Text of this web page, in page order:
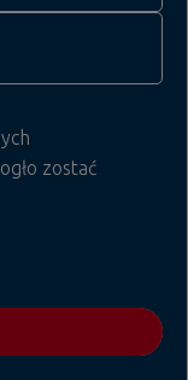
zostać